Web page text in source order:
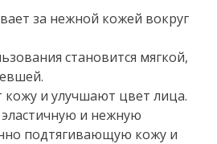
за нежной кожей вокруг
становится мягкой,
кожу и улучшают цвет лица.
и нежную
подтягивающую кожу и